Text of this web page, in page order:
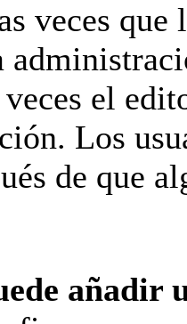
veces que
el
Los
de que
añadir